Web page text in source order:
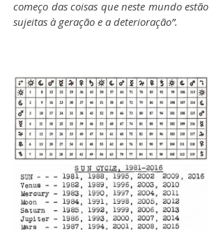
começo das coisas que neste mundo estão
sujeitas à geração e a deterioração”.